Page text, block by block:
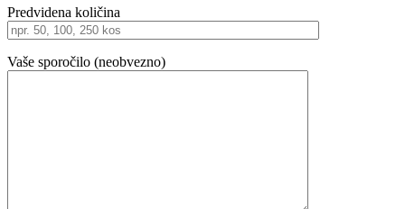
Predvidena količina
Vaše sporočilo (neobvezno)